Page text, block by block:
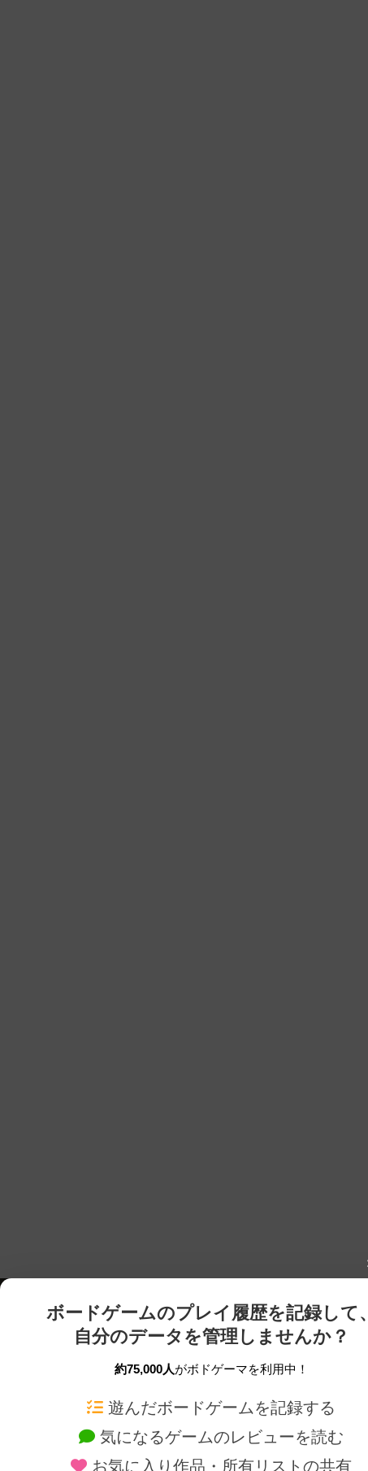
ボードゲームのプレイ履歴を記録して、
自分のデータを管理しませんか？
約75,000人がボドゲーマを利用中！
遊んだボードゲームを記録する
気になるゲームのレビューを読む
お気に入り作品・所有リストの共有
ボードゲームを検索する 新作・再入荷情報